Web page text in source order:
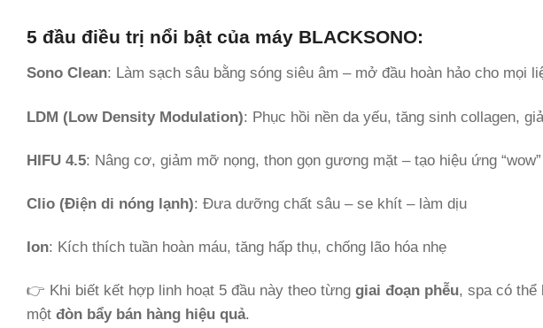
5 đầu điều trị nổi bật của máy BLACKSONO:
Sono Clean: Làm sạch sâu bằng sóng siêu âm – mở đầu hoàn hảo cho mọi
LDM (Low Density Modulation): Phục hồi nền da yếu, tăng sinh collagen,
HIFU 4.5: Nâng cơ, giảm mỡ nọng, thon gọn gương mặt – tạo hiệu ứng
Clio (Điện di nóng lạnh): Đưa dưỡng chất sâu – se khít – làm dịu
Ion: Kích thích tuần hoàn máu, tăng hấp thụ, chống lão hóa nhẹ
👉 Khi biết kết hợp linh hoạt 5 đầu này theo từng giai đoạn phễu, spa có thể
một đòn bẩy bán hàng hiệu quả.